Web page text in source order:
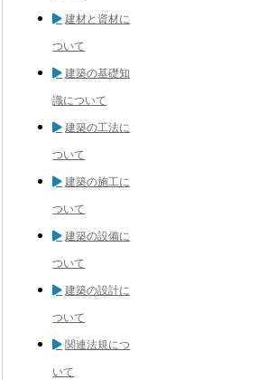
建材と資材に
ついて
建築の基礎知
識について
建築の工法に
ついて
建築の施工に
ついて
建築の設備に
ついて
建築の設計に
ついて
関連法規につ
いて